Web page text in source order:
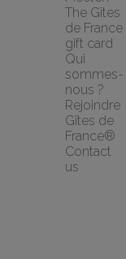
The Gîtes
de France
gift card
Qui
sommes-
nous ?
Rejoindre
Gîtes de
France®
Contact
us